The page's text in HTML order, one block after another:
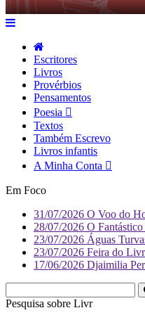
Escritores
Livros
Provérbios
Pensamentos
Poesia
Textos
Também Escrevo
Livros infantis
A Minha Conta
Em Foco
31/07/2026 O Voo do
28/07/2026 O
23/07/2026 Águas
23/07/2026 Feira do
17/06/2026 Djaimilia
Pesquisa sobre Literatura